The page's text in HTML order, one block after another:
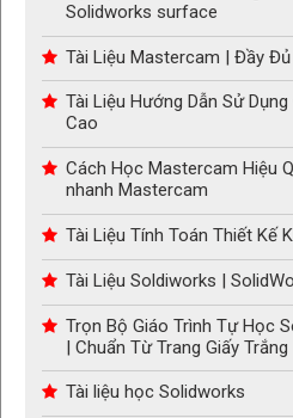
Solidworks surface
Tài Liệu Mastercam | Đầy
Tài Liệu Hướng Dẫn Sử
Cao
Cách Học Mastercam Hiệu
nhanh Mastercam
Tài Liệu Tính Toán Thiết Kế
Tài Liệu Soldiworks |
Trọn Bộ Giáo Trình Tự Học
| Chuẩn Từ Trang Giấy Trắng
Tài liệu học Solidworks